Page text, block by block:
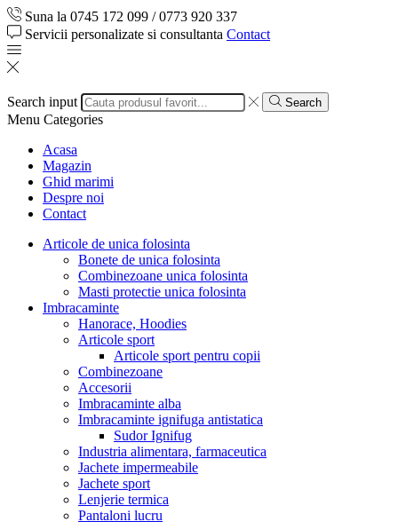
Suna la 0745 172 099 / 0773 920 337
Servicii personalizate si consultanta Contact
Search input Search
Menu Categories
Acasa
Magazin
Ghid marimi
Despre noi
Contact
Articole de unica folosinta
Bonete de unica folosinta
Combinezoane unica folosinta
Masti protectie unica folosinta
Imbracaminte
Hanorace, Hoodies
Articole sport
Articole sport pentru copii
Combinezoane
Accesorii
Imbracaminte alba
Imbracaminte ignifuga antistatica
Sudor Ignifug
Industria alimentara, farmaceutica
Jachete impermeabile
Jachete sport
Lenjerie termica
Pantaloni lucru